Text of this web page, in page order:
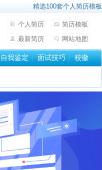
精选100套个人简历模板
个人简历
简历模板
最新简历
网站地图
自我鉴定 面试技巧 校徽